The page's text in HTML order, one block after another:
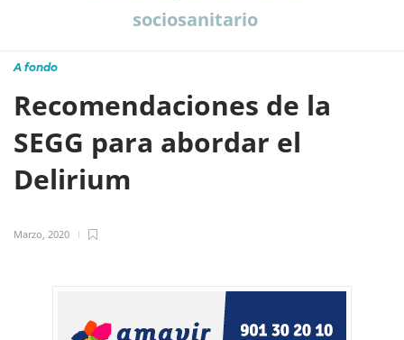
sociosanitario
A fondo
Recomendaciones de la
SEGG para abordar el
Delirium
Marzo, 2020